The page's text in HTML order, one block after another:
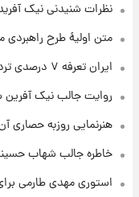
۱ روز پیش
نظرات شنیدنی نیک
متن اولیۀ طرح
ایران تعرفه ۷ درصدی تردد از تنگه هرمز را ابلاغ کرد
روایت جالب نیک آفرین
هنرنمایی روزبه حصاری
خاطره جالب شهاب
استوری مهدی طارمی